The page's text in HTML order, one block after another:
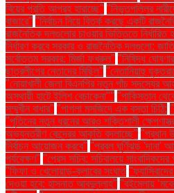
বিয়ের প্রতি আগ্রহ হারাচ্ছে" "নিভৃতপল্লির
বাজারে" "নির্বাচন নিয়ে বিতর্ক করছে একটি
রাজনৈতিক দলগুলোর চাওয়ার ভিত্তিতে নির্ধারিত
নির্ধারণ করবে সরকার ও রাজনৈতিক দলগুলো:
সর্বোত্তম সরকার: মির্জা ফখরুল" "নিষিদ্ধ
ছাত্রলীগের নেতাদের মিছিল" "নেতানিয়াহু
"নোয়াখালী জেলা বিএনপির নতুন পাঁচ সদস্যের
অস্থায়ী হাটে ইলিশ বেচাকেনা"'' "পাকিস্তান
সম্মুখীন বাধার" "পাগলা মসজিদে এক বস্তা চিঠি:
"পুতিনের নতুন ধরনের আরও শক্তিশালী
অভ্যন্তরীণ কেন্দ্রের আকৃতি বদলাচ্ছে" "প্রধান
নির্বাচন আয়োজন করবে" "প্রবল ঘূর্ণিঝড় 'দানা'
পর্যবেক্ষণ" "প্রেস সচিব: সচিবালয়ে
"ফিফা ও খেলোয়াড়-ক্লাবের সংঘাত
দেওয়া হবে: হাসনাত আবদুল্লাহ" "বইমেলায়